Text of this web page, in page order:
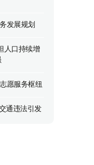
发展规划
人口持续增
愿服务枢纽
通违法引发